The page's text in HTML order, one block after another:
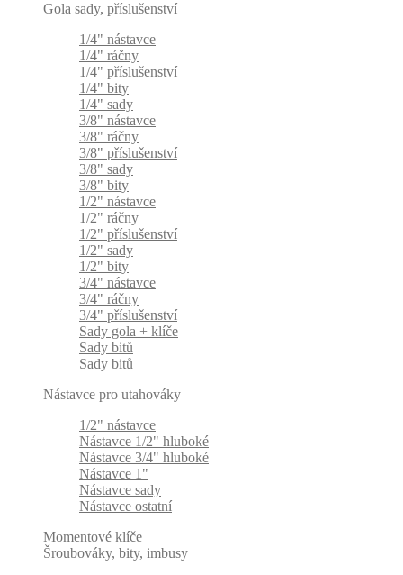
Gola sady, příslušenství
1/4" nástavce
1/4" ráčny
1/4" příslušenství
1/4" bity
1/4" sady
3/8" nástavce
3/8" ráčny
3/8" příslušenství
3/8" sady
3/8" bity
1/2" nástavce
1/2" ráčny
1/2" příslušenství
1/2" sady
1/2" bity
3/4" nástavce
3/4" ráčny
3/4" příslušenství
Sady gola + klíče
Sady bitů
Sady bitů
Nástavce pro utahováky
1/2" nástavce
Nástavce 1/2" hluboké
Nástavce 3/4" hluboké
Nástavce 1"
Nástavce sady
Nástavce ostatní
Momentové klíče
Šroubováky, bity, imbusy